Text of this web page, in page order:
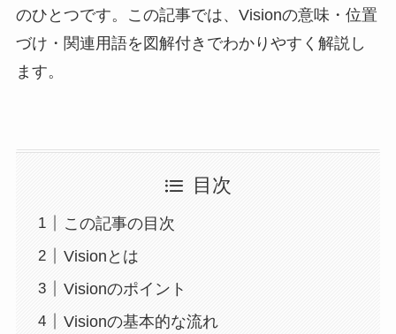
のひとつです。この記事では、Visionの意味・位置
づけ・関連用語を図解付きでわかりやすく解説し
ます。
目次
この記事の目次
Visionとは
Visionのポイント
Visionの基本的な流れ